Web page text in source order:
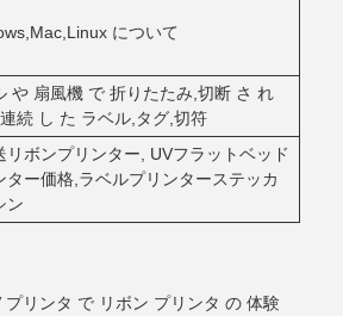
について
や 扇風機 で 折りたたみ,切断 さ れ
続 し た ラベル,タグ,切符
リボンプリンター , UVフラットベッド
ター価格,ラベルプリンターステッカ
ン
プリンタ で リボン プリンタ の 体験